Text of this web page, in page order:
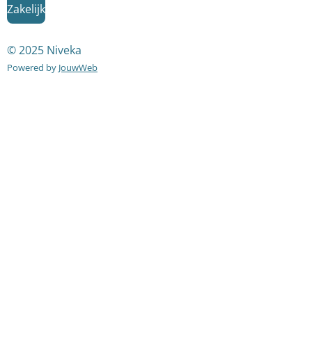
Zakelijk
© 2025 Niveka
Powered by JouwWeb